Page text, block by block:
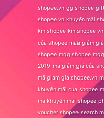
shopee.vn gg shopee
shopee.vn khuyến mãi
km shopee km shopee vn
của shopee maã giảm
shopee mgg shopee
2019 mã giảm giá của
mã giảm giá shopee.vn
khuyến mãi của shopee
mã khuyến mãi shopee
voucher shopee search